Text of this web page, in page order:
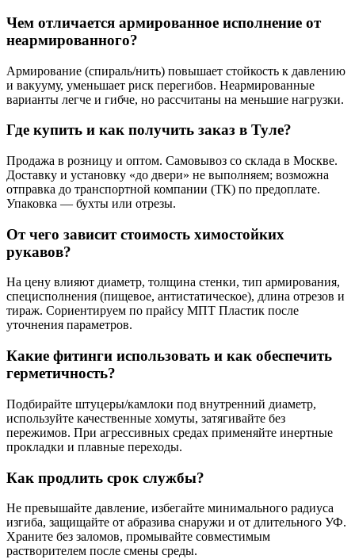
Чем отличается армированное исполнение от
неармированного?
Армирование (спираль/нить) повышает стойкость к давлению
и вакууму, уменьшает риск перегибов. Неармированные
варианты легче и гибче, но рассчитаны на меньшие нагрузки.
Где купить и как получить заказ в Туле?
Продажа в розницу и оптом. Самовывоз со склада в Москве.
Доставку и установку «до двери» не выполняем; возможна
отправка до транспортной компании (ТК) по предоплате.
Упаковка — бухты или отрезы.
От чего зависит стоимость химостойких
рукавов?
На цену влияют диаметр, толщина стенки, тип армирования,
специсполнения (пищевое, антистатическое), длина отрезов и
тираж. Сориентируем по прайсу МПТ Пластик после
уточнения параметров.
Какие фитинги использовать и как обеспечить
герметичность?
Подбирайте штуцеры/камлоки под внутренний диаметр,
используйте качественные хомуты, затягивайте без
пережимов. При агрессивных средах применяйте инертные
прокладки и плавные переходы.
Как продлить срок службы?
Не превышайте давление, избегайте минимального радиуса
изгиба, защищайте от абразива снаружи и от длительного УФ.
Храните без заломов, промывайте совместимым
растворителем после смены среды.